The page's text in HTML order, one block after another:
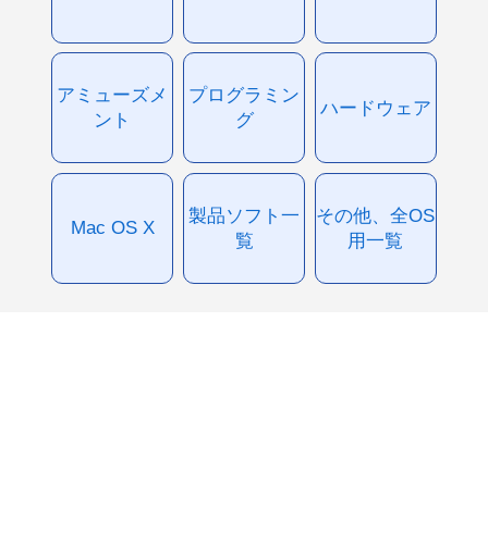
アミューズメ
ント
プログラミン
グ
ハードウェア
Mac OS X
製品ソフト一
覧
その他、全OS
用一覧